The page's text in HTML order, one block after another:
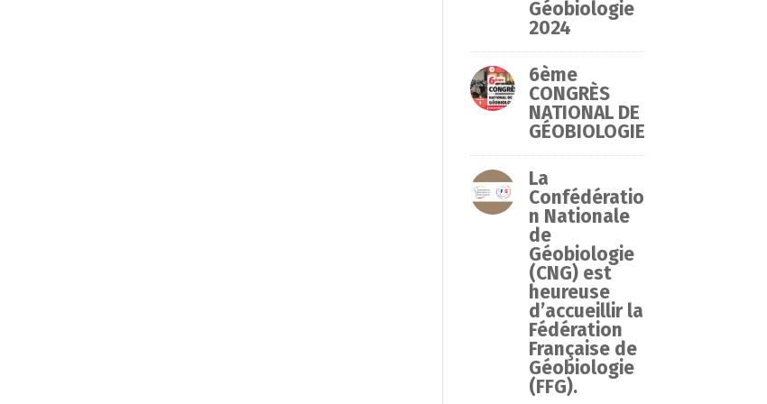
Géobiologie
2024
6ème
CONGRÈS
NATIONAL DE
GÉOBIOLOGIE
La
Confédératio
n Nationale
de
Géobiologie
(CNG) est
heureuse
d’accueillir la
Fédération
Française de
Géobiologie
(FFG).